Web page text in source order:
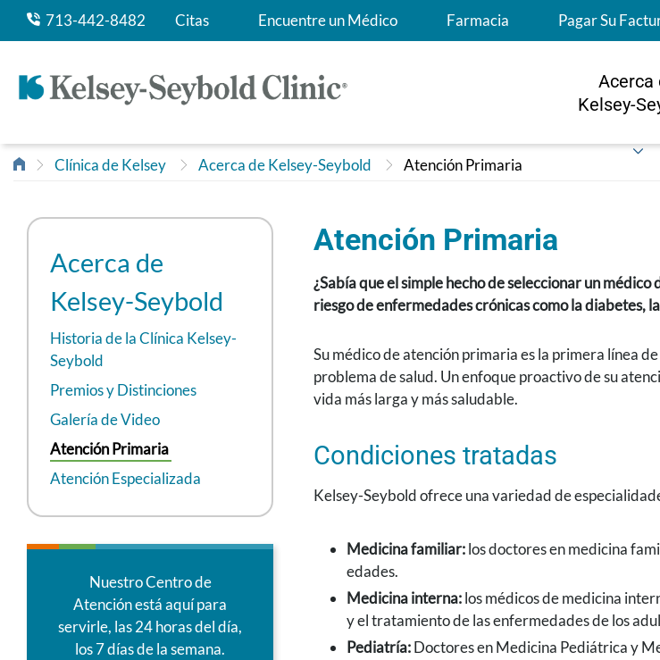
713-442-8482 Citas Encuentre un Médico Farmacia Pagar Su
Acerca
Kelsey-
Clínica de Kelsey Acerca de Kelsey-Seybold Atención Primaria
Acerca de
Kelsey-Seybold
Historia de la Clínica Kelsey-
Seybold
Premios y Distinciones
Galería de Video
Atención Primaria
Atención Especializada
Nuestro Centro de
Atención está aquí para
servirle, las 24 horas del día,
los 7 días de la semana.
Atención Primaria
¿Sabía que el simple hecho de seleccionar un
riesgo de enfermedades crónicas como la diabetes,
Su médico de atención primaria es la primera línea
problema de salud. Un enfoque proactivo de su
vida más larga y más saludable.
Condiciones tratadas
Kelsey-Seybold ofrece una variedad de
Medicina familiar:los doctores en medicina
edades.
Medicina interna:los médicos de medicina
y el tratamiento de las enfermedades de los
Pediatría:Doctores en Medicina Pediátrica y